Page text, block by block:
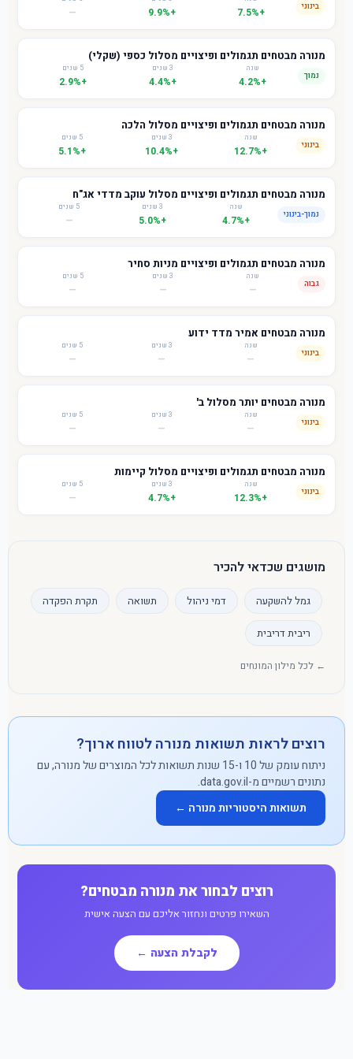
בינוני +7.5%
+9.9%
—
מנורה מבטחים תגמולים ופיצויים מסלול כספי (שקלי)
נמוך
שנה
+4.2%
3 שנים
+4.4%
5 שנים
+2.9%
מנורה מבטחים תגמולים ופיצויים מסלול הלכה
בינוני
שנה
+12.7%
3 שנים
+10.4%
5 שנים
+5.1%
מנורה מבטחים תגמולים ופיצויים מסלול עוקב מדדי אג"ח
נמוך-בינוני
שנה
+4.7%
3 שנים
+5.0%
5 שנים
—
מנורה מבטחים תגמולים ופיצויים מניות סחיר
גבוה
שנה
—
3 שנים
—
5 שנים
—
מנורה מבטחים אמיר מדד ידוע
בינוני
שנה
—
3 שנים
—
5 שנים
—
מנורה מבטחים יותר מסלול ב'
בינוני
שנה
—
3 שנים
—
5 שנים
—
מנורה מבטחים תגמולים ופיצויים מסלול קיימות
בינוני
שנה
+12.3%
3 שנים
+4.7%
5 שנים
—
מושגים שכדאי להכיר
גמל להשקעה דמי ניהול תשואה תקרת הפקדה
ריבית דריבית
← לכל מילון המונחים
רוצים לראות תשואות מנורה לטווח ארוך?
ניתוח עומק של 10 ו-15 שנות תשואות לכל המוצרים של מנורה, עם
נתונים רשמיים מ-data.gov.il.
תשואות היסטוריות מנורה ←
רוצים לבחור את מנורה מבטחים?
השאירו פרטים ונחזור אליכם עם הצעה אישית
לקבלת הצעה ←